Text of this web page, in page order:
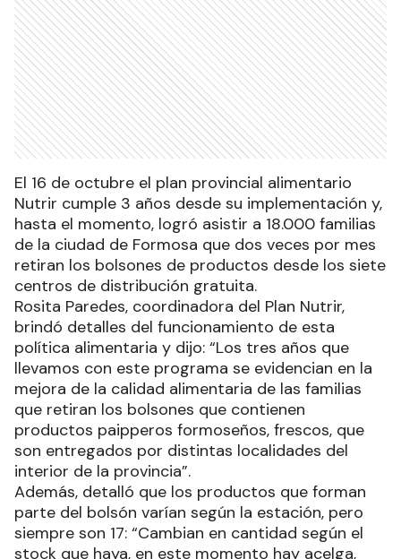
El 16 de octubre el plan provincial alimentario
Nutrir cumple 3 años desde su implementación y,
hasta el momento, logró asistir a 18.000 familias
de la ciudad de Formosa que dos veces por mes
retiran los bolsones de productos desde los siete
centros de distribución gratuita.
Rosita Paredes, coordinadora del Plan Nutrir,
brindó detalles del funcionamiento de esta
política alimentaria y dijo: “Los tres años que
llevamos con este programa se evidencian en la
mejora de la calidad alimentaria de las familias
que retiran los bolsones que contienen
productos paipperos formoseños, frescos, que
son entregados por distintas localidades del
interior de la provincia”.
Además, detalló que los productos que forman
parte del bolsón varían según la estación, pero
siempre son 17: “Cambian en cantidad según el
stock que haya, en este momento hay acelga,